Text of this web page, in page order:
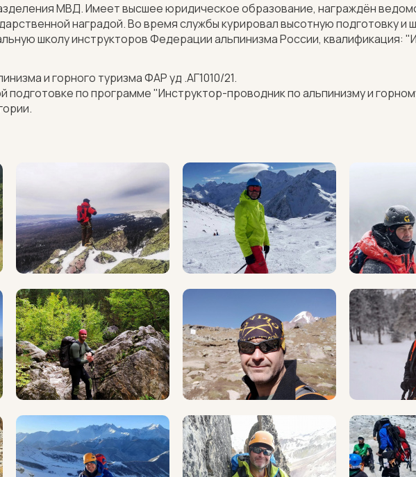
МВД. Имеет высшее юридическое образование, награждён
наградой. Во время службы курировал высотную подготовку и
школу инструкторов Федерации альпинизма России, квалификация:
и горного туризма ФАР уд .АГ1010/21.
по программе "Инструктор-проводник по альпинизму и